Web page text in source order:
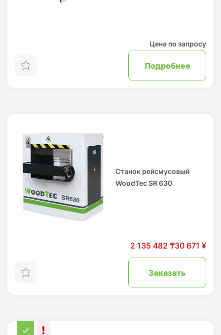
Цена по запросу
Подробнее
Станок рейсмусовый
WoodTec SR 630
2 135 482 ₸30 671 ¥
Заказать